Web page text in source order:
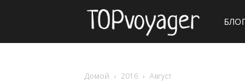
Сайт
Домой 2016 Август